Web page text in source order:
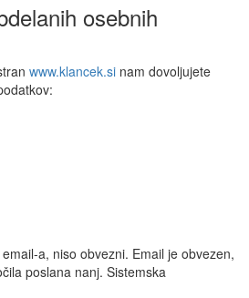
osebnih
www.klancek.si nam dovoljujete
a, niso obvezni. Email je obvezen,
poslana nanj. Sistemska